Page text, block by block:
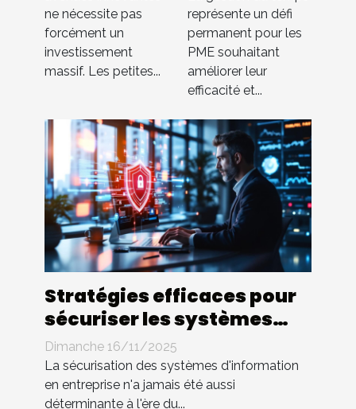
innover
sans gros
budget ?
ne nécessite pas
forcément un
investissement
massif. Les petites...
sein des PME
représente un défi
permanent pour les
PME souhaitant
améliorer leur
efficacité et...
Stratégies efficaces pour
sécuriser les systèmes
d'information en
entreprise
Dimanche 16/11/2025
La sécurisation des systèmes d'information
en entreprise n'a jamais été aussi
déterminante à l'ère du...